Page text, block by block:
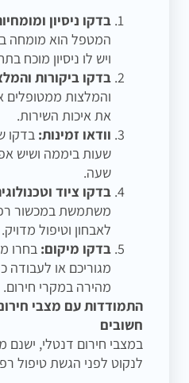
בדקו ניסיון
המטפל הוא מומחה
ויש לו ניסיון מוכח
בדקו ביקורות
והמלצות ממטופלים
את איכות השירות.
וודאו זמינות:
שעות ביממה ושיש
שעה.
בדקו ציוד
משתמשת במכשור
לאבחון וטיפול מדויק.
בדקו מיקום: בחרו
מגוריכם או לעבודה
מהירה במקרי חירום.
התמודדות עם מצבי
חשובים
במצבי חירום דנטלי, ישנם
לנקוט לפני הגשת טיפול